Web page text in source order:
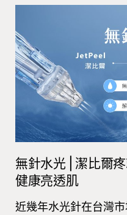
無針水光⎪潔比爾
健康亮透肌
近幾年水光針在台灣